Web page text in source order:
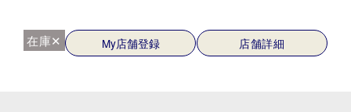
在庫✕ My店舗登録 店舗詳細